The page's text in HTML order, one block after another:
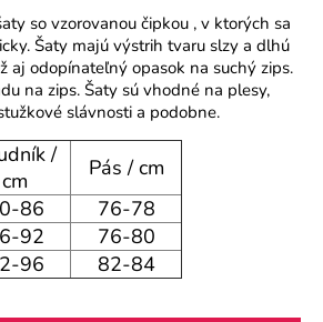
so vzorovanou čipkou , v ktorých sa
Šaty majú výstrih tvaru slzy a dlhú
aj odopínateľný opasok na suchý zips.
na zips. Šaty sú vhodné na plesy,
slávnosti a podobne.
/
cm
Pás / cm
86
76-78
92
76-80
96 82-84